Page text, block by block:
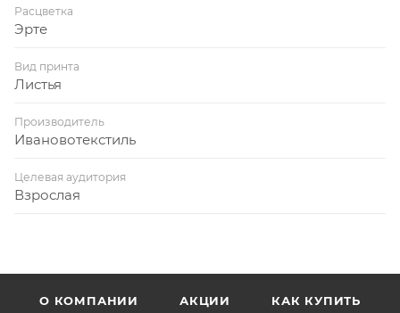
Расцветка
Эрте
Вид принта
Листья
Производитель
Ивановотекстиль
Целевая аудитория
Взрослая
О КОМПАНИИ АКЦИИ КАК КУПИТЬ